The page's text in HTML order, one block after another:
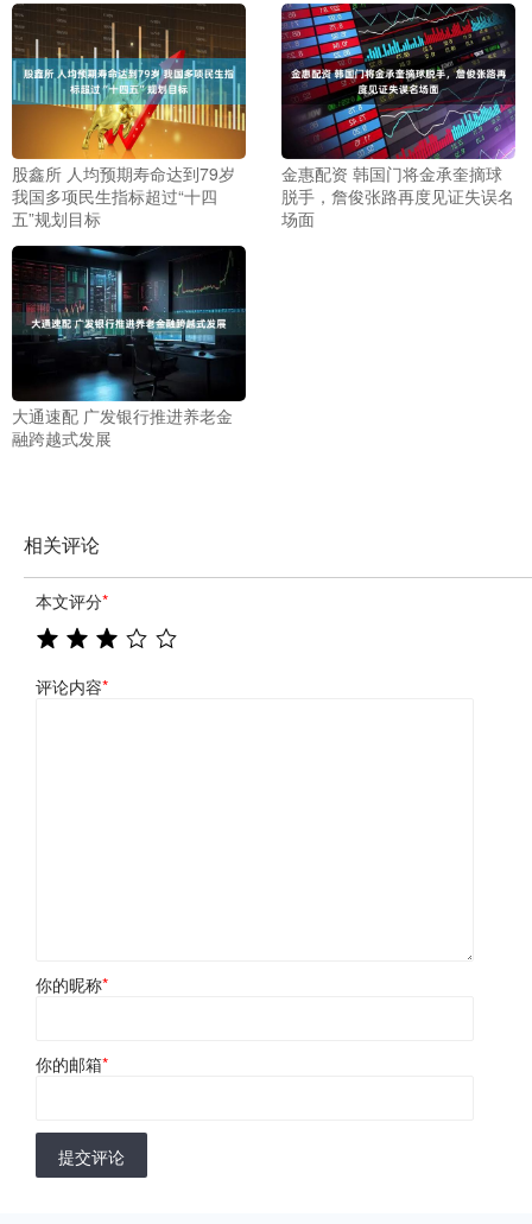
股鑫所 人均预期寿命达到79岁
我国多项民生指标超过“十四
五”规划目标
金惠配资 韩国门将金承奎摘球
脱手，詹俊张路再度见证失误名
场面
大通速配 广发银行推进养老金
融跨越式发展
相关评论
本文评分*
评论内容*
你的昵称*
你的邮箱*
提交评论